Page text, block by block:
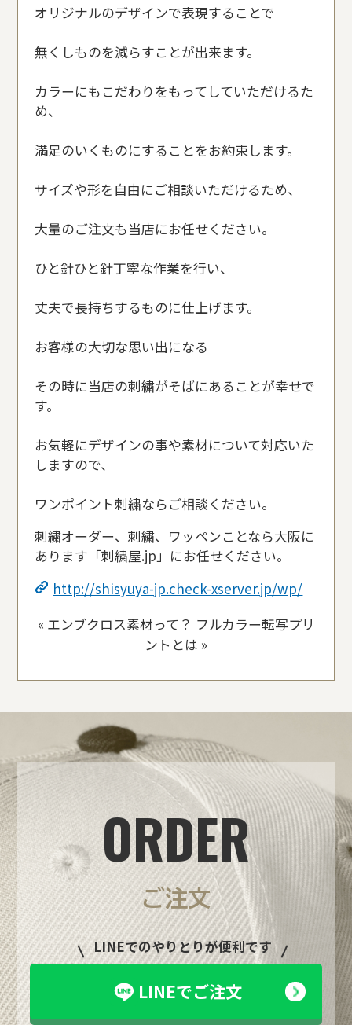
オリジナルのデザインで表現することで
無くしものを減らすことが出来ます。
カラーにもこだわりをもってしていただけるた
め、
満足のいくものにすることをお約束します。
サイズや形を自由にご相談いただけるため、
大量のご注文も当店にお任せください。
ひと針ひと針丁寧な作業を行い、
丈夫で長持ちするものに仕上げます。
お客様の大切な思い出になる
その時に当店の刺繍がそばにあることが幸せで
す。
お気軽にデザインの事や素材について対応いた
しますので、
ワンポイント刺繍ならご相談ください。
刺繍オーダー、刺繍、ワッペンことなら大阪に
あります「刺繍屋.jp」にお任せください。
http://shisyuya-jp.check-xserver.jp/wp/
« エンブクロス素材って？ フルカラー転写プリ
ントとは »
ORDER
ご注文
LINEでのやりとりが便利です
LINEでご注文